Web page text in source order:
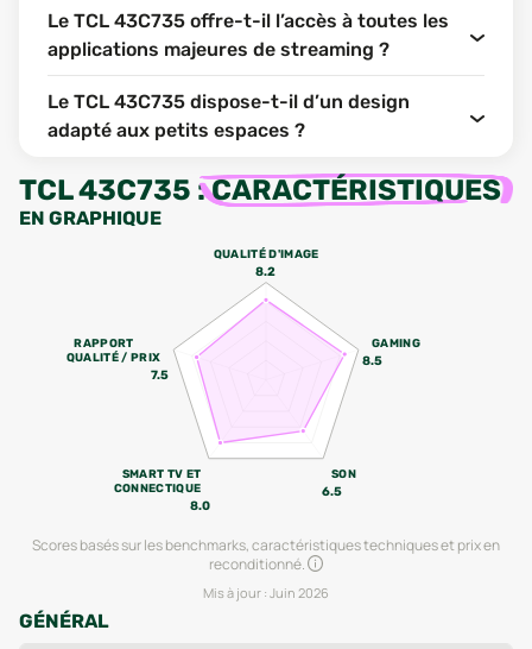
Le TCL 43C735 offre-t-il l’accès à toutes les
applications majeures de streaming ?
Le TCL 43C735 dispose-t-il d’un design
adapté aux petits espaces ?
TCL 43C735 :CARACTÉRISTIQUES
EN GRAPHIQUE
QUALITÉ D'IMAGE
8.2
GAMING
8.5
SON
6.5
SMART TV ET
CONNECTIQUE
8.0
RAPPORT
QUALITÉ / PRIX
7.5
Scores basés sur les benchmarks, caractéristiques techniques et prix en
reconditionné.
Mis à jour : Juin 2026
GÉNÉRAL